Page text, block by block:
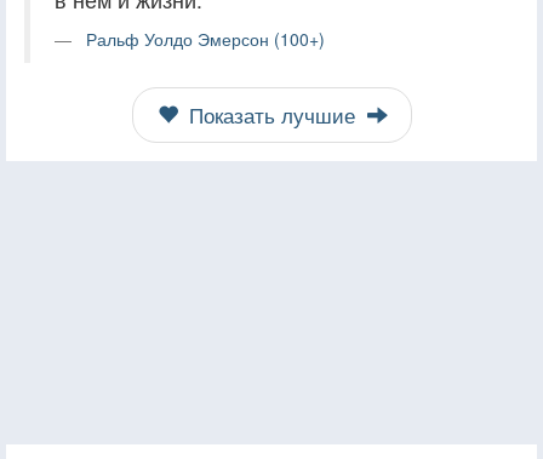
Ральф Уолдо Эмерсон (100+)
Показать лучшие